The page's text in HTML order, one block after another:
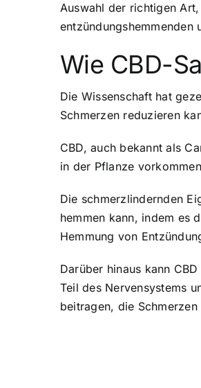
Auswahl der richtigen
entzündungshemmenden
Wie CBD-
Die Wissenschaft hat
Schmerzen reduzieren
CBD, auch bekannt als
in der Pflanze
Die schmerzlindernden
hemmen kann, indem es
Hemmung von
Darüber hinaus kann
Teil des Nervensystems
beitragen, die